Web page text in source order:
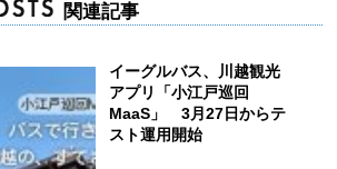
関連記事
イーグルバス、川越観光
アプリ「小江戸巡回
MaaS」 3月27日からテ
スト運用開始